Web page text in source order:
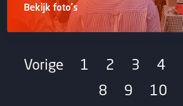
Bekijk foto's
Vorige 1 2 3 4
8
9 10